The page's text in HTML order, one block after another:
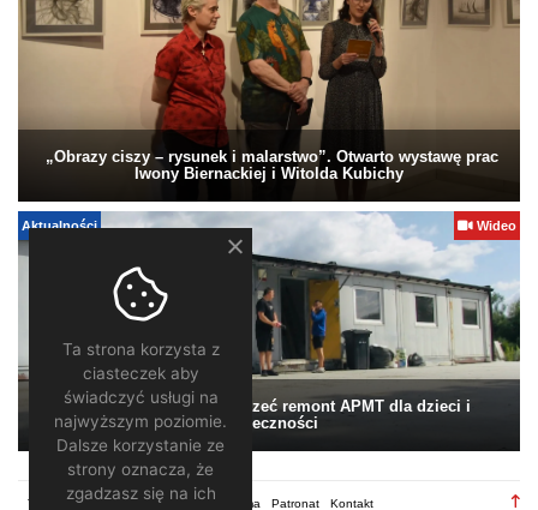
„Obrazy ciszy – rysunek i malarstwo”. Otwarto wystawę prac
Iwony Biernackiej i Witolda Kubichy
Aktualności Wideo
Pomagamy. Warto wesprzeć remont APMT dla dzieci i
społeczności
Regulamin Redakcja Reklama Patronat Kontakt
Ta strona korzysta z
ciasteczek aby
świadczyć usługi na
najwyższym poziomie.
Dalsze korzystanie ze
strony oznacza, że
zgadzasz się na ich